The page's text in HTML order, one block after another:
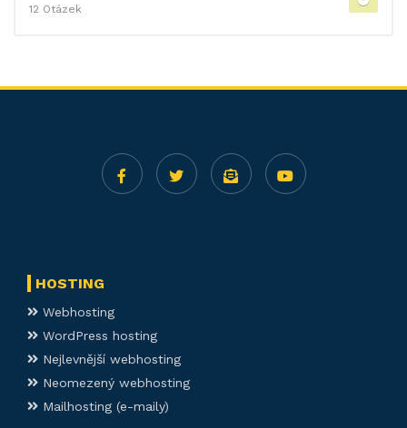
12 Otázek
HOSTING
Webhosting
WordPress hosting
Nejlevnější webhosting
Neomezený webhosting
Mailhosting (e-maily)